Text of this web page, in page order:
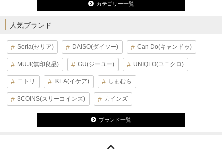
カテゴリー一覧
人気ブランド
Seria(セリア) DAISO(ダイソー) Can Do(キャンドゥ)
MUJI(無印良品) GU(ジーユー) UNIQLO(ユニクロ)
ニトリ IKEA(イケア) しまむら
3COINS(スリーコインズ) カインズ
ブランド一覧